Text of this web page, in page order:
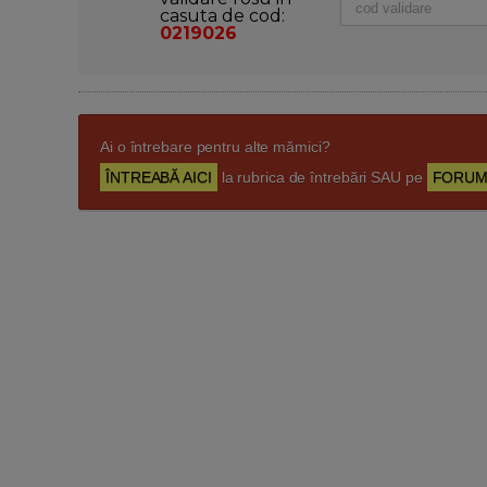
casuta de cod:
0219026
Ai o întrebare pentru alte mămici?
ÎNTREABĂ AICI
la rubrica de întrebări SAU pe